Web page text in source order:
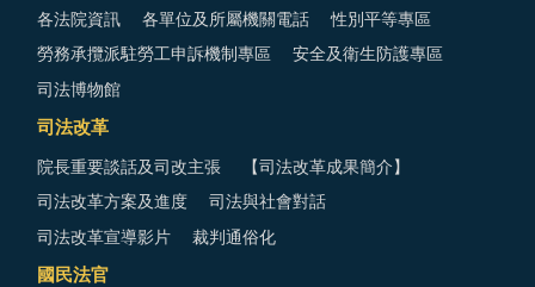
各法院資訊 各單位及所屬機關電話 性別平等專區
勞務承攬派駐勞工申訴機制專區 安全及衛生防護專區
司法博物館
司法改革
院長重要談話及司改主張 【司法改革成果簡介】
司法改革方案及進度 司法與社會對話
司法改革宣導影片 裁判通俗化
國民法官